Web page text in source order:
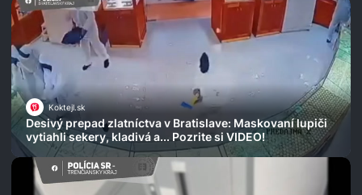
Koktejl.sk
Desivý prepad zlatníctva v Bratislave: Maskovaní lupiči
vytiahli sekery, kladivá a... Pozrite si VIDEO!